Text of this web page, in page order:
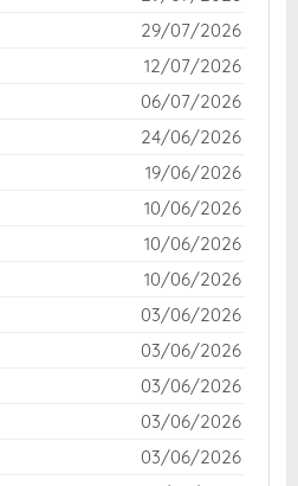
29/07/2026
12/07/2026
06/07/2026
24/06/2026
19/06/2026
10/06/2026
10/06/2026
10/06/2026
03/06/2026
03/06/2026
03/06/2026
03/06/2026
03/06/2026